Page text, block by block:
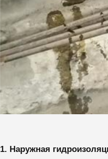
1. Наружная